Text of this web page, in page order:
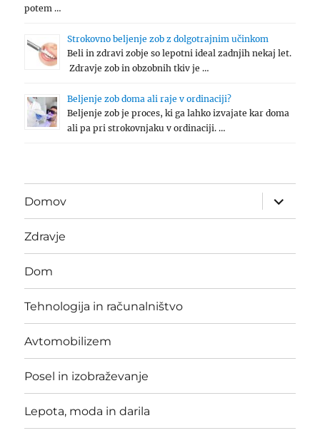
potem …
Strokovno beljenje zob z dolgotrajnim učinkom
Beli in zdravi zobje so lepotni ideal zadnjih nekaj let.
Zdravje zob in obzobnih tkiv je …
Beljenje zob doma ali raje v ordinaciji?
Beljenje zob je proces, ki ga lahko izvajate kar doma
ali pa pri strokovnjaku v ordinaciji. …
Domov
expand
child
menu
Zdravje
Dom
Tehnologija in računalništvo
Avtomobilizem
Posel in izobraževanje
Lepota, moda in darila